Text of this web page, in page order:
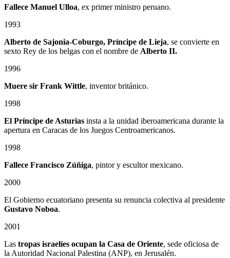
Fallece Manuel Ulloa, ex primer ministro peruano.
1993
Alberto de Sajonia-Coburgo, Príncipe de Lieja, se convierte en
sexto Rey de los belgas con el nombre de Alberto II.
1996
Muere sir Frank Wittle, inventor británico.
1998
El Príncipe de Asturias insta a la unidad iberoamericana durante la
apertura en Caracas de los Juegos Centroamericanos.
1998
Fallece Francisco Zúñiga, pintor y escultor mexicano.
2000
El Gobierno ecuatoriano presenta su renuncia colectiva al presidente
Gustavo Noboa.
2001
Las tropas israelíes ocupan la Casa de Oriente, sede oficiosa de
la Autoridad Nacional Palestina (ANP), en Jerusalén.